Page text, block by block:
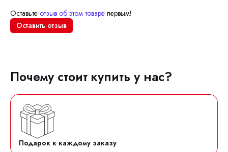
Оставьте отзыв об этом товаре первым!
Оставить отзыв
Почему стоит купить у нас?
Подарок к каждому заказу